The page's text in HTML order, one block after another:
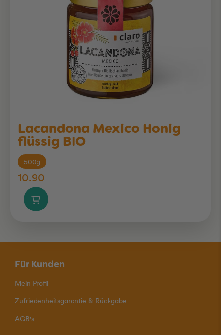
Lacandona Mexico Honig
flüssig BIO
500g
10.90
Für Kunden
Mein Profil
Zufriedenheitsgarantie & Rückgabe
AGB's